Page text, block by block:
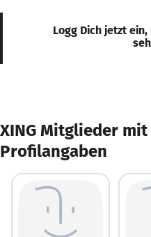
Logg Dich jetzt
XING Mitglieder
Profilangaben